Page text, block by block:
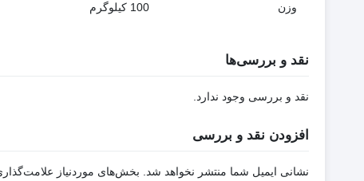
وزن 100 کیلوگرم
نقد و بررسی‌ها
نقد و بررسی وجود ندارد.
افزودن نقد و بررسی
نشانی ایمیل شما منتشر نخواهد شد. بخش‌های موردنیاز